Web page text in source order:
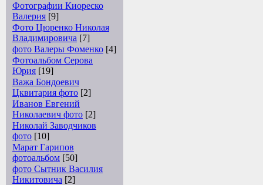
Фотографии Киореско
Валерия [9]
Фото Цюренко Николая
Владимировича [7]
фото Валеры Фоменко [4]
Фотоальбом Серова
Юрия [19]
Важа Бондоевич
Цквитария фото [2]
Иванов Евгений
Николаевич фото [2]
Николай Заводчиков
фото [10]
Марат Гарипов
фотоальбом [50]
фото Сытник Василия
Никитовича [2]